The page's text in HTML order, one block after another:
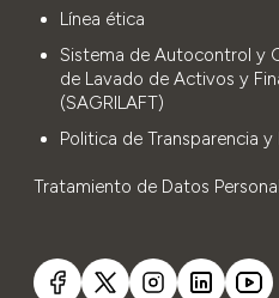
Línea ética
Sistema de Autocontrol y
de Lavado de Activos y
(SAGRILAFT)
Politica de Transparencia y
Tratamiento de Datos